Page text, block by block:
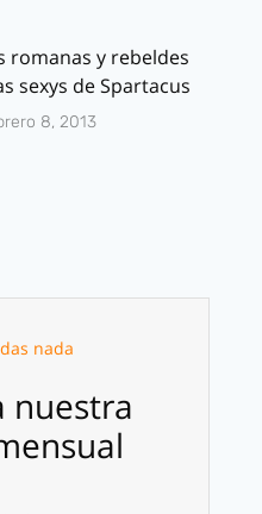
romanas y rebeldes
sexys de Spartacus
8, 2013
nada
nuestra